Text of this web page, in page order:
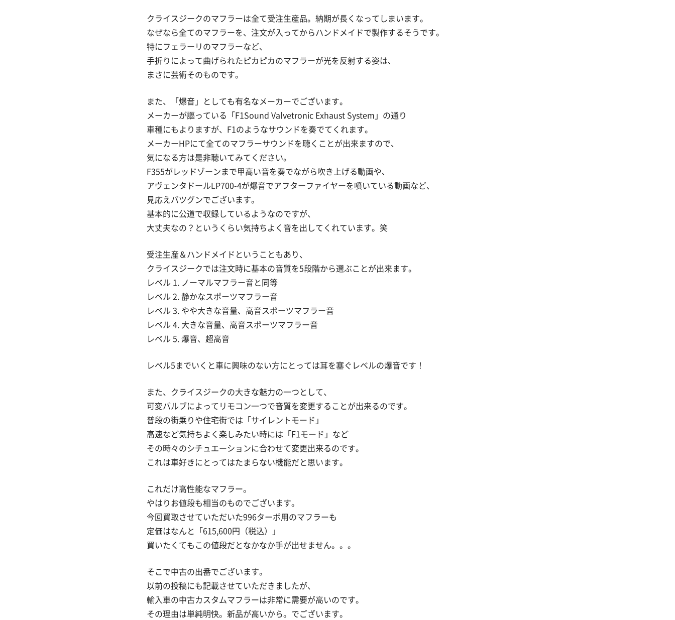
クライスジークのマフラーは全て受注生産品。納期が長くなってしまいます。
なぜなら全てのマフラーを、注文が入ってからハンドメイドで製作するそうです。
特にフェラーリのマフラーなど、
手折りによって曲げられたピカピカのマフラーが光を反射する姿は、
まさに芸術そのものです。
また、「爆音」としても有名なメーカーでございます。
メーカーが謳っている「F1Sound Valvetronic Exhaust System」の通り
車種にもよりますが、F1のようなサウンドを奏でてくれます。
メーカーHPにて全てのマフラーサウンドを聴くことが出来ますので、
気になる方は是非聴いてみてください。
F355がレッドゾーンまで甲高い音を奏でながら吹き上げる動画や、
アヴェンタドールLP700-4が爆音でアフターファイヤーを噴いている動画など、
見応えバツグンでございます。
基本的に公道で収録しているようなのですが、
大丈夫なの？というくらい気持ちよく音を出してくれています。笑
受注生産＆ハンドメイドということもあり、
クライスジークでは注文時に基本の音質を5段階から選ぶことが出来ます。
レベル 1. ノーマルマフラー音と同等
レベル 2. 静かなスポーツマフラー音
レベル 3. やや大きな音量、高音スポーツマフラー音
レベル 4. 大きな音量、高音スポーツマフラー音
レベル 5. 爆音、超高音
レベル5までいくと車に興味のない方にとっては耳を塞ぐレベルの爆音です！
また、クライスジークの大きな魅力の一つとして、
可変バルブによってリモコン一つで音質を変更することが出来るのです。
普段の街乗りや住宅街では「サイレントモード」
高速など気持ちよく楽しみたい時には「F1モード」など
その時々のシチュエーションに合わせて変更出来るのです。
これは車好きにとってはたまらない機能だと思います。
これだけ高性能なマフラー。
やはりお値段も相当のものでございます。
今回買取させていただいた996ターボ用のマフラーも
定価はなんと「615,600円（税込）」
買いたくてもこの値段だとなかなか手が出せません。。。
そこで中古の出番でございます。
以前の投稿にも記載させていただきましたが、
輸入車の中古カスタムマフラーは非常に需要が高いのです。
その理由は単純明快。新品が高いから。でございます。